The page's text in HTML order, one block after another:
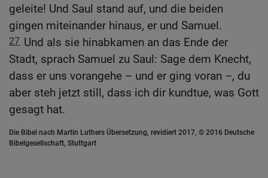
geleite! Und Saul stand auf, und die beiden
gingen miteinander hinaus, er und Samuel.
27 Und als sie hinabkamen an das Ende der
Stadt, sprach Samuel zu Saul: Sage dem Knecht,
dass er uns vorangehe – und er ging voran –, du
aber steh jetzt still, dass ich dir kundtue, was Gott
gesagt hat.
Die Bibel nach Martin Luthers Übersetzung, revidiert 2017, © 2016 Deutsche
Bibelgesellschaft, Stuttgart